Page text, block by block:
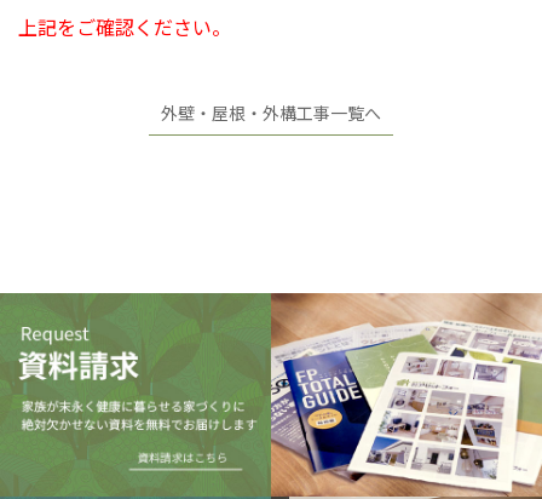
上記をご確認ください。
外壁・屋根・外構工事一覧へ